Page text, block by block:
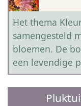
Het thema
samengesteld
bloemen. De
een levendige